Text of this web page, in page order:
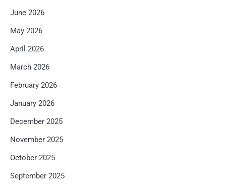
June 2026
May 2026
April 2026
March 2026
February 2026
January 2026
December 2025
November 2025
October 2025
September 2025